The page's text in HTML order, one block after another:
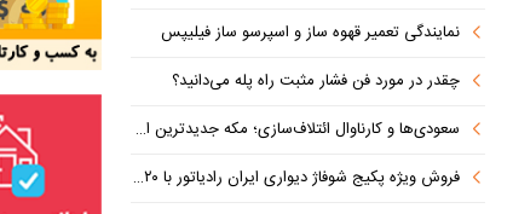
نمایندگی تعمیر قهوه ساز و اسپرسو ساز فیلیپس
چقدر در مورد فن فشار مثبت راه پله می‌دانید؟
سعودی‌ها و کارناوال ائتلاف‌سازی؛ مکه جدیدترین ایستگاه در مسیر بی‌نتیجه‌ها
فروش ویژه پکیج شوفاژ دیواری ایران رادیاتور با ۲۰ درصد تخفیف